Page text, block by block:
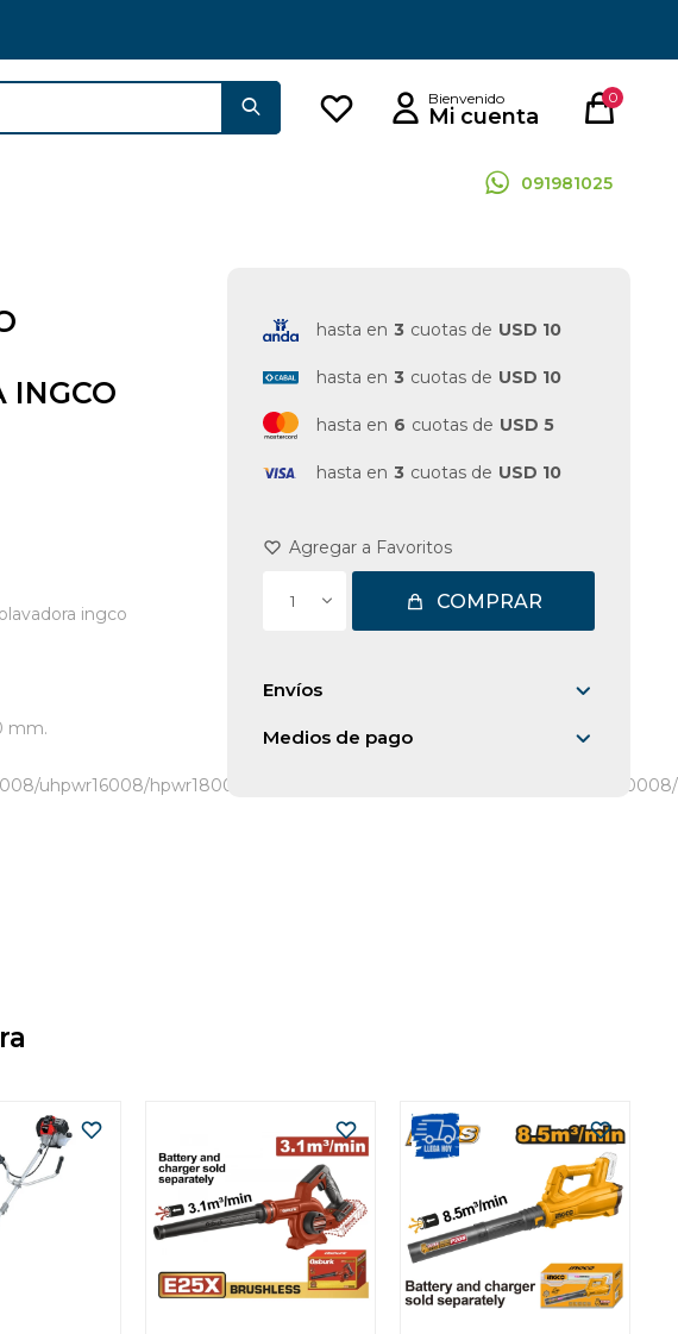
091981025
0
INGCO
ingco
mm.
uhpwr16008/hpwr18008/uhpwr18008/hpwr20018/uhpwr20018/
hasta en 3 cuotas de USD 10
hasta en 3 cuotas de USD 10
hasta en 6 cuotas de USD 5
hasta en 3 cuotas de USD 10
1 COMPRAR
Envíos
Medios de pago